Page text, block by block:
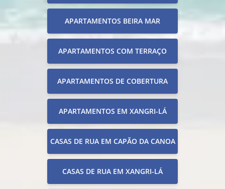
APARTAMENTOS BEIRA MAR
APARTAMENTOS COM TERRAÇO
APARTAMENTOS DE COBERTURA
APARTAMENTOS EM XANGRI-LÁ
CASAS DE RUA EM CAPÃO DA CANOA
CASAS DE RUA EM XANGRI-LÁ